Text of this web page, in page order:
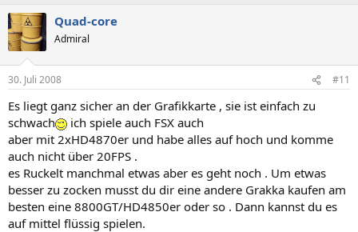
Quad-core
Admiral
30. Juli 2008 #11
Es liegt ganz sicher an der Grafikkarte , sie ist einfach zu
schwach
ich spiele auch FSX auch
aber mit 2xHD4870er und habe alles auf hoch und komme
auch nicht über 20FPS .
es Ruckelt manchmal etwas aber es geht noch . Um etwas
besser zu zocken musst du dir eine andere Grakka kaufen am
besten eine 8800GT/HD4850er oder so . Dann kannst du es
auf mittel flüssig spielen.